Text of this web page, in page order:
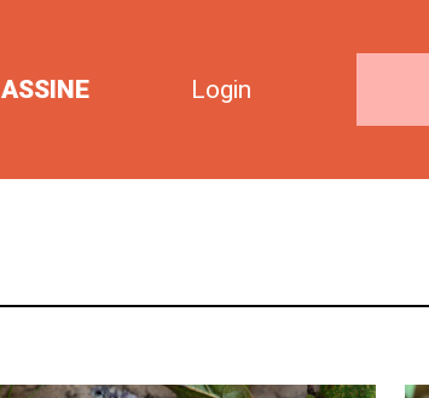
ASSINE Login